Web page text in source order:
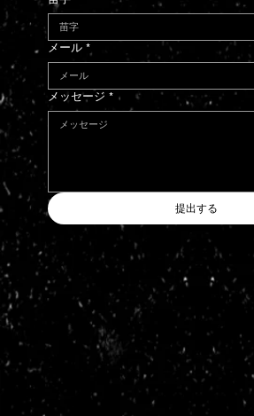
メール *
メッセージ *
提出する